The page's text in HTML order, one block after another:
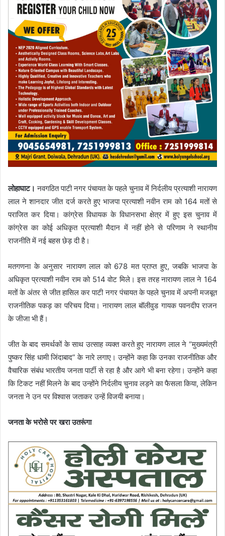
लोहाघाट। नवगठित पाटी नगर पंचायत के पहले चुनाव में निर्दलीय प्रत्याशी नारायण
लाल ने शानदार जीत दर्ज करते हुए भाजपा प्रत्याशी नवीन राम को 164 मतों से
पराजित कर दिया। कांग्रेस विधायक के विधानसभा क्षेत्र में हुए इस चुनाव में
कांग्रेस का कोई अधिकृत प्रत्याशी मैदान में नहीं होने से परिणाम ने स्थानीय
राजनीति में नई बहस छेड़ दी है।
मतगणना के अनुसार नारायण लाल को 678 मत प्राप्त हुए, जबकि भाजपा के
अधिकृत प्रत्याशी नवीन राम को 514 वोट मिले। इस तरह नारायण लाल ने 164
मतों के अंतर से जीत हासिल कर पाटी नगर पंचायत के पहले चुनाव में अपनी मजबूत
राजनीतिक पकड़ का परिचय दिया। नारायण लाल बॉलीवुड गायक पवनदीप राजन
के जीजा भी हैं।
जीत के बाद समर्थकों के साथ उत्साह व्यक्त करते हुए नारायण लाल ने “मुख्यमंत्री
पुष्कर सिंह धामी जिंदाबाद” के नारे लगाए। उन्होंने कहा कि उनका राजनीतिक और
वैचारिक संबंध भारतीय जनता पार्टी से रहा है और आगे भी बना रहेगा। उन्होंने कहा
कि टिकट नहीं मिलने के बाद उन्होंने निर्दलीय चुनाव लड़ने का फैसला किया, लेकिन
जनता ने उन पर विश्वास जताकर उन्हें विजयी बनाया।
जनता के भरोसे पर खरा उतरूंगा